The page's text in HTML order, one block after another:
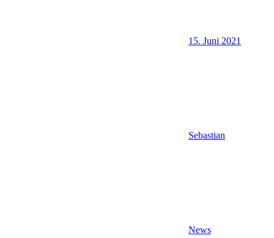
15. Juni 2021
Sebastian
News